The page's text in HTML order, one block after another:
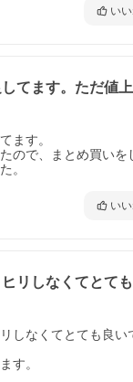
い
ます。
ので、まとめ買いを
。
い
しなくてとても良い
す。